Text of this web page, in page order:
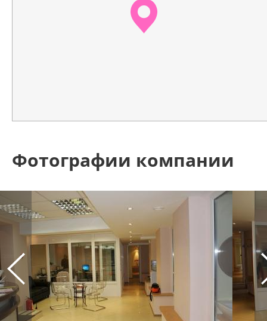
Фотографии компании